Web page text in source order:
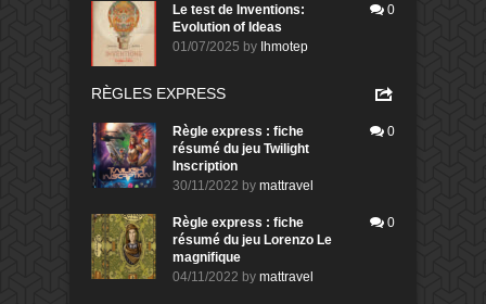
Le test de Inventions:
Evolution of Ideas
01/07/2025 by Ihmotep
0
RÈGLES EXPRESS
Règle express : fiche
résumé du jeu Twilight
Inscription
30/11/2022 by mattravel
0
Règle express : fiche
résumé du jeu Lorenzo Le
magnifique
04/11/2022 by mattravel
0